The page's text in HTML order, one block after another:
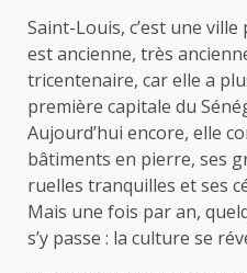
Saint-Louis, c’est une
est ancienne, très
tricentenaire, car elle a
première capitale du
Aujourd’hui encore, elle
bâtiments en pierre, ses
ruelles tranquilles et ses
Mais une fois par an,
s’y passe : la culture se